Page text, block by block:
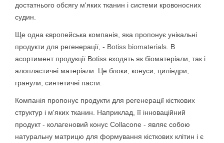
достатнього обсягу м'яких тканин і системи кровоносних
судин.
Ще одна європейська компанія, яка пропонує унікальні
продукти для регенерації, - Botiss biomaterials . В
асортимент продукції Botiss входять як біоматеріали, так і
алопластичні матеріали. Це блоки, конуси, циліндри,
гранули, синтетичні пасти.
Компанія пропонує продукти для регенерації кісткових
структур і м'яких тканин. Наприклад, її інноваційний
продукт - колагеновий конус Collacone - являє собою
натуральну матрицю для формування кісткових клітин і є